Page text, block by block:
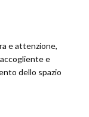
e attenzione,
e
dello spazio